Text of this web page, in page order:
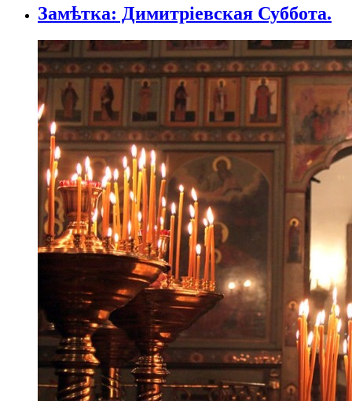
Замѣтка: Димитріевская Суббота.